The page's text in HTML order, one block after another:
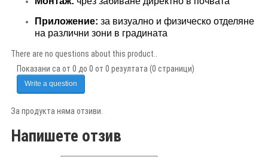
Приложение: за визуално и физическо отделяне
на различни зони в градината
There are no questions about this product..
Показани са от 0 до 0 от 0 резултата (0 страници)
Write a question
За продукта няма отзиви.
Напишете отзив